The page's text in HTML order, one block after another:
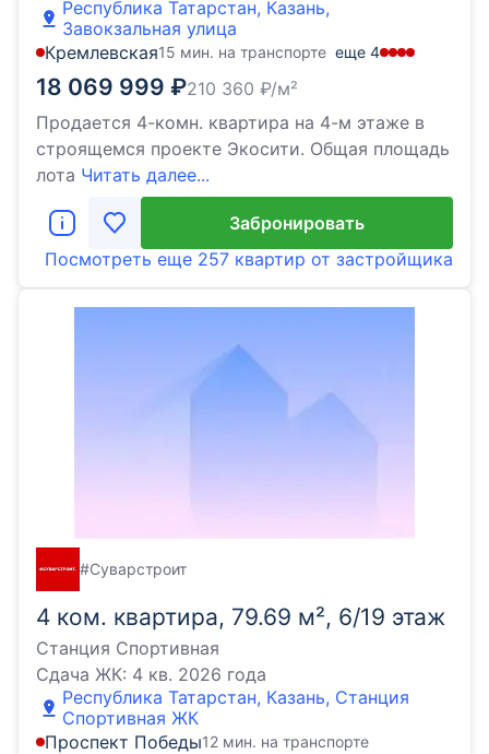
Республика Татарстан, Казань,
Завокзальная улица
Кремлевская15 мин. на транспорте еще 4
18 069 999 ₽210 360 ₽/м²
Продается 4-комн. квартира на 4-м этаже в
строящемся проекте Экосити. Общая площадь
лота Читать далее...
Забронировать
Посмотреть еще 257 квартир от застройщика
4 ком. квартира, 79.69 м², 6/19 этаж
Станция Спортивная
Сдача ЖК: 4 кв. 2026 года
Республика Татарстан, Казань, Станция
Спортивная ЖК
Проспект Победы12 мин. на транспорте
#Суварстроит